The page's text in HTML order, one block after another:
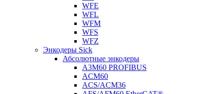
WFE
WFL
WFM
WFS
WFZ
Энкодеры Sick
Абсолютные энкодеры
A3M60 PROFIBUS
ACM60
ACS/ACM36